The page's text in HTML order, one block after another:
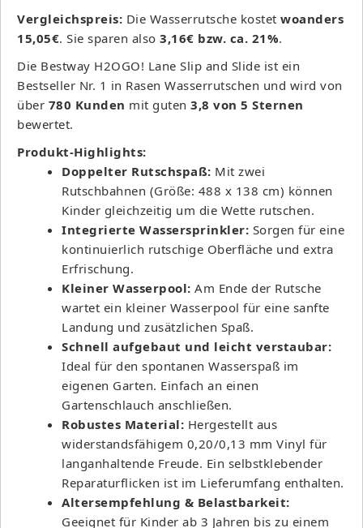
Vergleichspreis: Die Wasserrutsche kostet woanders
15,05€. Sie sparen also 3,16€ bzw. ca. 21%.
Die Bestway H2OGO! Lane Slip and Slide ist ein
Bestseller Nr. 1 in Rasen Wasserrutschen und wird von
über 780 Kunden mit guten 3,8 von 5 Sternen
bewertet.
Produkt-Highlights:
Doppelter Rutschspaß: Mit zwei
Rutschbahnen (Größe: 488 x 138 cm) können
Kinder gleichzeitig um die Wette rutschen.
Integrierte Wassersprinkler: Sorgen für eine
kontinuierlich rutschige Oberfläche und extra
Erfrischung.
Kleiner Wasserpool: Am Ende der Rutsche
wartet ein kleiner Wasserpool für eine sanfte
Landung und zusätzlichen Spaß.
Schnell aufgebaut und leicht verstaubar:
Ideal für den spontanen Wasserspaß im
eigenen Garten. Einfach an einen
Gartenschlauch anschließen.
Robustes Material: Hergestellt aus
widerstandsfähigem 0,20/0,13 mm Vinyl für
langanhaltende Freude. Ein selbstklebender
Reparaturflicken ist im Lieferumfang enthalten.
Altersempfehlung & Belastbarkeit:
Geeignet für Kinder ab 3 Jahren bis zu einem